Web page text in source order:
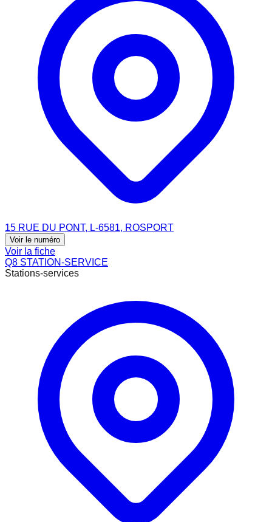
15 RUE DU PONT, L-6581, ROSPORT
Voir le numéro
Voir la fiche
Q8 STATION-SERVICE
Stations-services